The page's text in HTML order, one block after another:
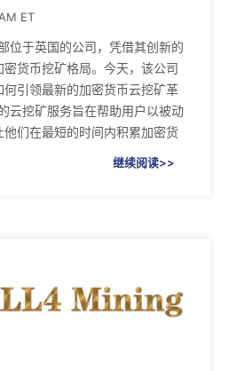
ET
位于英国的公司，凭借其创新的
货币挖矿格局。今天，该公司
引领最新的加密货币云挖矿革
云挖矿服务旨在帮助用户以被动
他们在最短的时间内积累加密货
继续阅读>>